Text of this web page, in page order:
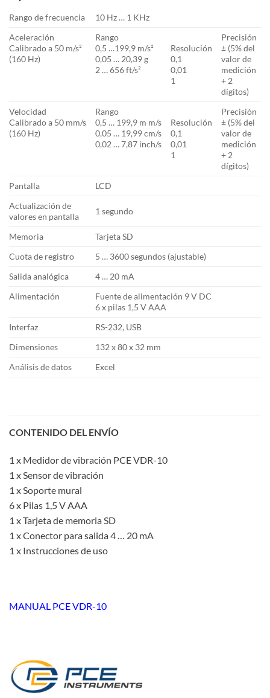
Rango de frecuencia
10 Hz … 1 KHz
Aceleración
Calibrado a 50 m/s²
(160 Hz)
Rango
0,5 …199,9 m/s²
0,05 … 20,39 g
2 … 656 ft/s²
Resolución
0,1
0,01
1
Precisión
± (5% del
valor de
medición
+ 2
dígitos)
Velocidad
Calibrado a 50 mm/s
(160 Hz)
Rango
0,5 … 199,9 m m/s
0,05 … 19,99 cm/s
0,02 … 7,87 inch/s
Resolución
0,1
0,01
1
Precisión
± (5% del
valor de
medición
+ 2
dígitos)
Pantalla
LCD
Actualización de
valores en pantalla
1 segundo
Memoria
Tarjeta SD
Cuota de registro
5 … 3600 segundos (ajustable)
Salida analógica
4 … 20 mA
Alimentación
Fuente de alimentación 9 V DC
6 x pilas 1,5 V AAA
Interfaz
RS-232, USB
Dimensiones
132 x 80 x 32 mm
Análisis de datos
Excel
CONTENIDO DEL ENVÍO
1 x Medidor de vibración PCE VDR-10
1 x Sensor de vibración
1 x Soporte mural
6 x Pilas 1,5 V AAA
1 x Tarjeta de memoria SD
1 x Conector para salida 4 … 20 mA
1 x Instrucciones de uso
MANUAL PCE VDR-10